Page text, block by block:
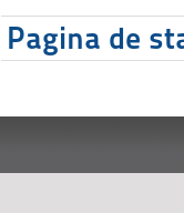
Pagina de